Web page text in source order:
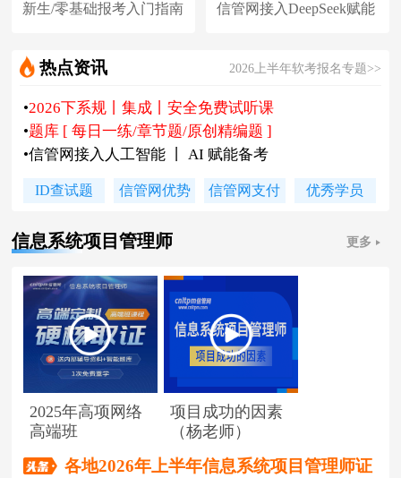
新生/零基础报考入门指南 信管网接入DeepSeek赋能
热点资讯 2026上半年软考报名专题>>
•2026下系规丨集成丨安全免费试听课
•题库 [ 每日一练/章节题/原创精编题 ]
•信管网接入人工智能 丨 AI 赋能备考
信管网软考讲师合作招聘(全职/兼职)
•2026上半年软考证书领取时间及通知
ID查试题 信管网优势 信管网支付 优秀学员
信息系统项目管理师 更多
2025年高项网络
高端班
项目成功的因素
（杨老师）
各地2026年上半年信息系统项目管理师证